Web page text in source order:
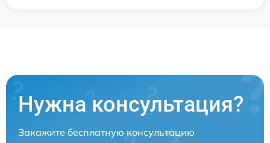
Нужна консультация?
Закажите бесплатную консультацию